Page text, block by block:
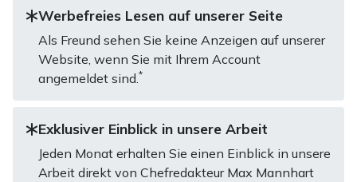
Werbefreies Lesen auf unserer Seite
Als Freund sehen Sie keine Anzeigen auf unserer
Website, wenn Sie mit Ihrem Account
angemeldet sind.*
Exklusiver Einblick in unsere Arbeit
Jeden Monat erhalten Sie einen Einblick in unsere
Arbeit direkt von Chefredakteur Max Mannhart